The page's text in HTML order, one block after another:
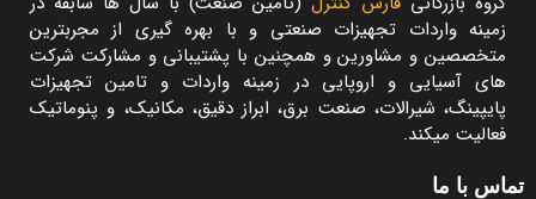
زمینه واردات تجهیزات صنعتی و با بهره گیری از مجربترین
متخصصین و مشاورین و همچنین با پشتیبانی و مشارکت شرکت
های آسیایی و اروپایی در زمینه واردات و تامین تجهیزات
پایپینگ، شیرالات، صنعت برق، ابراز دقیق، مکانیک، و پنوماتیک
فعالیت میکند.
تماس با ما